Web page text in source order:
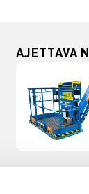
AJETTAVA